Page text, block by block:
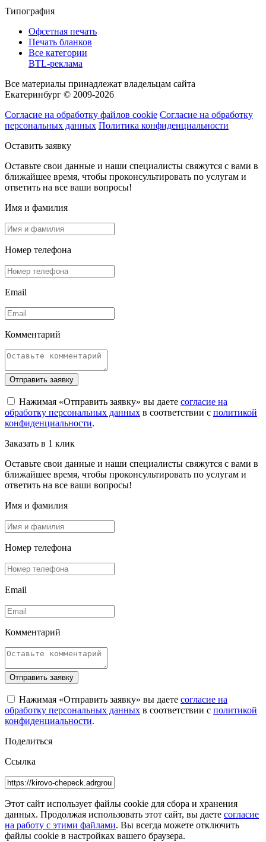
Типография
Офсетная печать
Печать бланков
Все категории
BTL-реклама
Все материалы принадлежат владельцам сайта
Екатеринбург © 2009-2026
Согласие на обработку файлов cookie Согласие на обработку
персональных данных Политика конфиденциальности
Оставить заявку
Оставьте свои данные и наши специалисты свяжутся с вами в
ближайшее время, чтобы проконсультировать по услугам и
ответить на все ваши вопросы!
Имя и фамилия
Номер телефона
Email
Комментарий
Отправить заявку
Нажимая «Отправить заявку» вы даете согласие на
обработку персональных данных в соответствии с политикой
конфиденциальности.
Заказать в 1 клик
Оставьте свои данные и наши специалисты свяжутся с вами в
ближайшее время, чтобы проконсультировать по услугам и
ответить на все ваши вопросы!
Имя и фамилия
Номер телефона
Email
Комментарий
Отправить заявку
Нажимая «Отправить заявку» вы даете согласие на
обработку персональных данных в соответствии с политикой
конфиденциальности.
Поделиться
Ссылка
Этот сайт использует файлы cookie для сбора и хранения
данных. Продолжая использовать этот сайт, вы даете согласие
на работу с этими файлами. Вы всегда можете отключить
файлы cookie в настройках вашего браузера.